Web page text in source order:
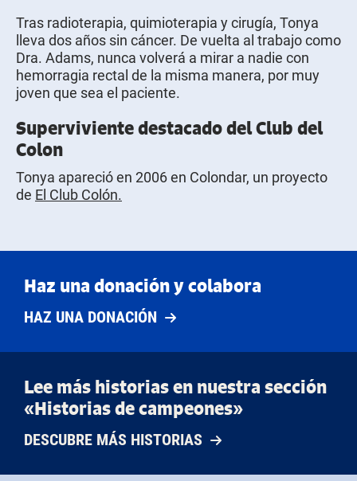
Tras radioterapia, quimioterapia y cirugía, Tonya
lleva dos años sin cáncer. De vuelta al trabajo como
Dra. Adams, nunca volverá a mirar a nadie con
hemorragia rectal de la misma manera, por muy
joven que sea el paciente.
Superviviente destacado del Club del
Colon
Tonya apareció en 2006 en Colondar, un proyecto
de El Club Colón.
Haz una donación y colabora
HAZ UNA DONACIÓN
Lee más historias en nuestra sección
«Historias de campeones»
DESCUBRE MÁS HISTORIAS